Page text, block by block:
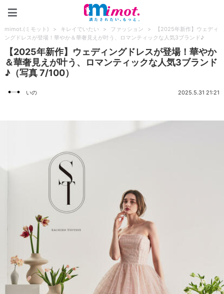
mimot.(ミモット) > キレイでいたい > ファッション >
【2025年新作】ウェディ
ングドレスが登場！華やか＆華奢見えが叶う、ロマンティックな人気3ブランド♪
【2025年新作】ウェディングドレスが登場！華やか
＆華奢見えが叶う、ロマンティックな人気3ブランド
♪（写真 7/100）
いの 2025.5.31 21:21